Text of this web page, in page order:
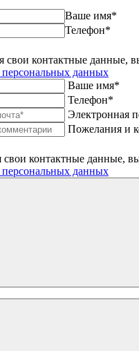
Ваше имя*
Телефон*
свои контактные данные,
персональных данных
Ваше имя*
Телефон*
Электронная
Пожелания и
свои контактные данные,
персональных данных